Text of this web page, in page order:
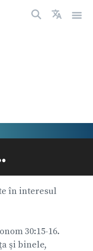
în interesul
30:15-16.
şi binele,